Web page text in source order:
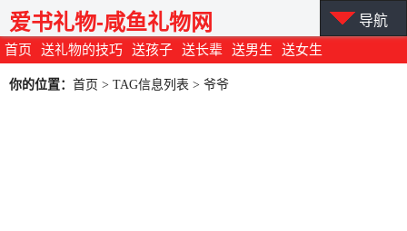
首页 送礼物的技巧 送孩子 送长辈 送男生 送女生
爱书礼物-咸鱼礼物网 导航
你的位置： 首页 > TAG信息列表 > 爷爷